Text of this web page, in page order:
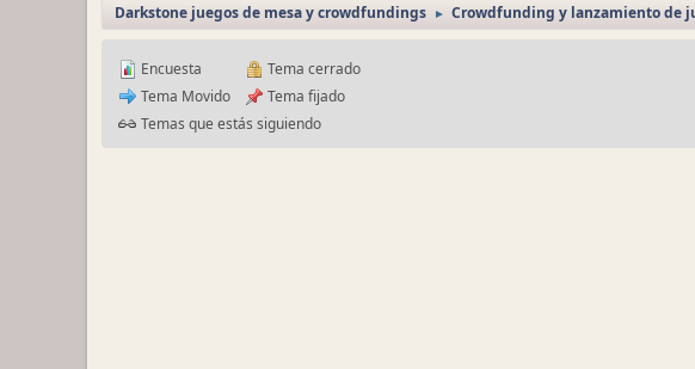
Darkstone juegos de mesa y crowdfundings ► Crowdfunding y lanzamiento de
Encuesta
Tema Movido
Tema cerrado
Tema fijado
Temas que estás siguiendo